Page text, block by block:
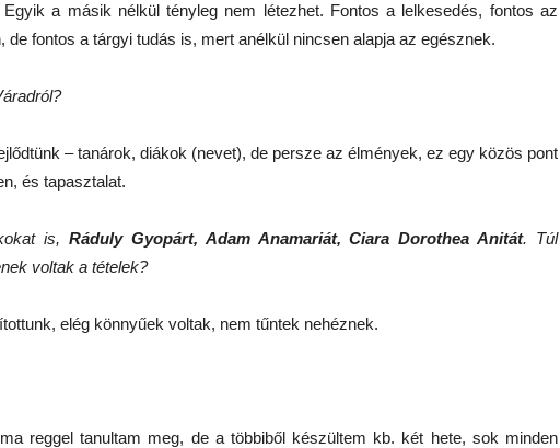
a másik nélkül tényleg nem létezhet. Fontos a lelkesedés, fontos az
de fontos a tárgyi tudás is, mert anélkül nincsen alapja az egésznek.
– tanárok, diákok (nevet), de persze az élmények, ez egy közös pont
és tapasztalat.
is,Ráduly Gyopárt, Adam Anamariát, Ciara Dorothea Anitát. Túl
voltak a tételek?
elég könnyűek voltak, nem tűntek nehéznek.
reggel tanultam meg, de a többiből készültem kb. két hete, sok minden